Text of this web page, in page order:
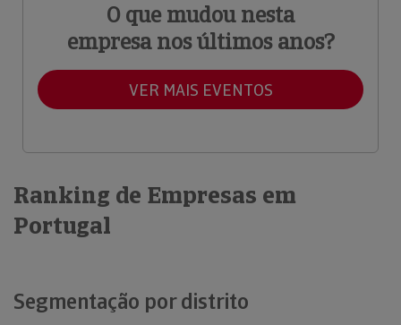
O que mudou nesta
empresa nos últimos anos?
VER MAIS EVENTOS
Ranking de Empresas em
Portugal
Segmentação por distrito